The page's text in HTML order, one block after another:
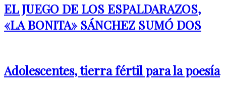
EL JUEGO DE LOS ESPALDARAZOS,
«LA BONITA» SÁNCHEZ SUMÓ DOS
Adolescentes, tierra fértil para la poesía